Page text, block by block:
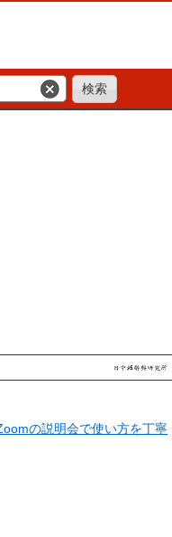
の説明会で使い方を丁寧